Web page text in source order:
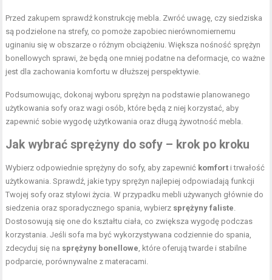
Przed zakupem sprawdź konstrukcję mebla. Zwróć uwagę, czy siedziska
są podzielone na strefy, co pomoże zapobiec nierównomiernemu
uginaniu się w obszarze o różnym obciążeniu. Większa nośność sprężyn
bonellowych sprawi, że będą one mniej podatne na deformacje, co ważne
jest dla zachowania komfortu w dłuższej perspektywie.
Podsumowując, dokonaj wyboru sprężyn na podstawie planowanego
użytkowania sofy oraz wagi osób, które będą z niej korzystać, aby
zapewnić sobie wygodę użytkowania oraz długą żywotność mebla.
Jak wybrać sprężyny do sofy – krok po kroku
Wybierz odpowiednie sprężyny do sofy, aby zapewnić komfort i trwałość
użytkowania. Sprawdź, jakie typy sprężyn najlepiej odpowiadają funkcji
Twojej sofy oraz stylowi życia. W przypadku mebli używanych głównie do
siedzenia oraz sporadycznego spania, wybierz sprężyny faliste
Dostosowują się one do kształtu ciała, co zwiększa wygodę podczas
korzystania. Jeśli sofa ma być wykorzystywana codziennie do spania,
zdecyduj się na sprężyny bonellowe , które oferują twarde i stabilne
podparcie, porównywalne z materacami.